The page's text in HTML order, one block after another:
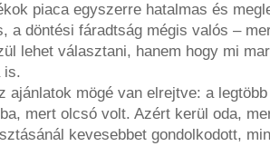
piaca egyszerre hatalmas és
a döntési fáradtság mégis valós –
lehet választani, hanem hogy mi
is.
ajánlatok mögé van elrejtve: a
mert olcsó volt. Azért kerül oda,
kevesebbet gondolkodott,